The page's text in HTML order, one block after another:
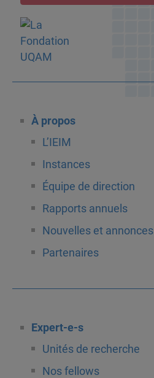
À propos
L’IEIM
Instances
Équipe de direction
Rapports annuels
Nouvelles et annonces
Partenaires
Expert-e-s
Unités de recherche
Nos fellows